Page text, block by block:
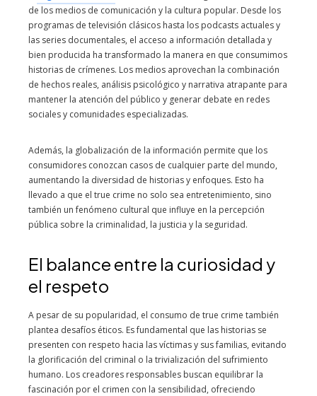
de los medios de comunicación y la cultura popular. Desde los
programas de televisión clásicos hasta los podcasts actuales y
las series documentales, el acceso a información detallada y
bien producida ha transformado la manera en que consumimos
historias de crímenes. Los medios aprovechan la combinación
de hechos reales, análisis psicológico y narrativa atrapante para
mantener la atención del público y generar debate en redes
sociales y comunidades especializadas.
Además, la globalización de la información permite que los
consumidores conozcan casos de cualquier parte del mundo,
aumentando la diversidad de historias y enfoques. Esto ha
llevado a que el true crime no solo sea entretenimiento, sino
también un fenómeno cultural que influye en la percepción
pública sobre la criminalidad, la justicia y la seguridad.
El balance entre la curiosidad y
el respeto
A pesar de su popularidad, el consumo de true crime también
plantea desafíos éticos. Es fundamental que las historias se
presenten con respeto hacia las víctimas y sus familias, evitando
la glorificación del criminal o la trivialización del sufrimiento
humano. Los creadores responsables buscan equilibrar la
fascinación por el crimen con la sensibilidad, ofreciendo